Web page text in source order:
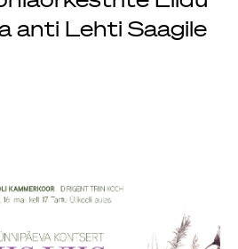
2018
anti Lehti Saagile